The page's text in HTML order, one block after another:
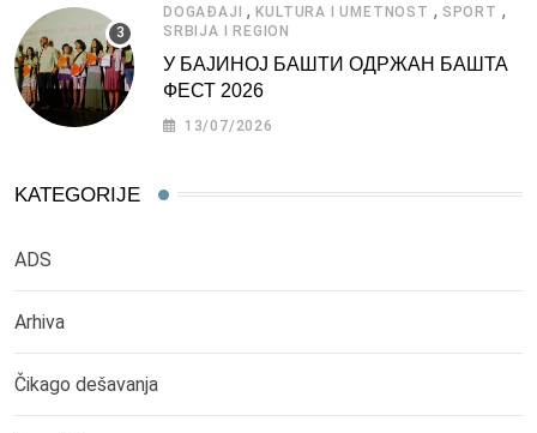
DOGAĐAJI ,KULTURA I UMETNOST , SPORT ,
SRBIJA I REGION
У БАЈИНОЈ БАШТИ ОДРЖАН БАШТА
ФЕСТ 2026
13/07/2026
KATEGORIJE
ADS
Arhiva
Čikago dešavanja